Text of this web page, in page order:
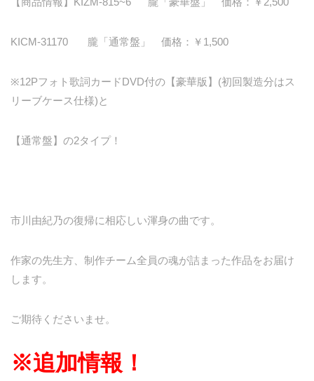
KICM-31170 朧「通常盤」 価格：￥1,500
※12Pフォト歌詞カードDVD付の【豪華版】(初回製造分はス
リーブケース仕様)と
【通常盤】の2タイプ！
市川由紀乃の復帰に相応しい渾身の曲です。
作家の先生方、制作チーム全員の魂が詰まった作品をお届け
します。
ご期待くださいませ。
※追加情報！